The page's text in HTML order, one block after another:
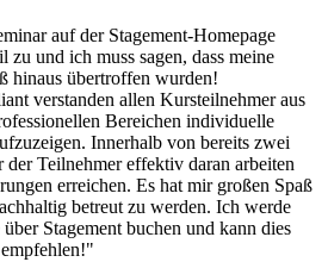
auf der Stagement-Homepage
und ich muss sagen, dass meine
hinaus übertroffen wurden!
verstanden allen Kursteilnehmer aus
Bereichen individuelle
Innerhalb von bereits zwei
der Teilnehmer effektiv daran arbeiten
erreichen. Es hat mir großen Spaß
betreut zu werden. Ich werde
Stagement buchen und kann dies